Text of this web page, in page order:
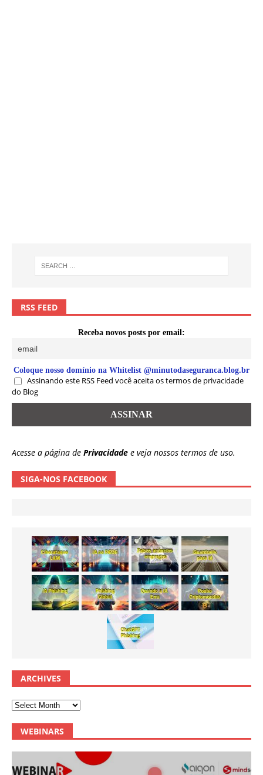
RSS FEED
Receba novos posts por email:
Coloque nosso domínio na Whitelist @minutodaseguranca.blog.br
Assinando este RSS Feed você aceita os termos de privacidade
do Blog
Acesse a página de Privacidade e veja nossos termos de uso.
SIGA-NOS FACEBOOK
ARCHIVES
WEBINARS